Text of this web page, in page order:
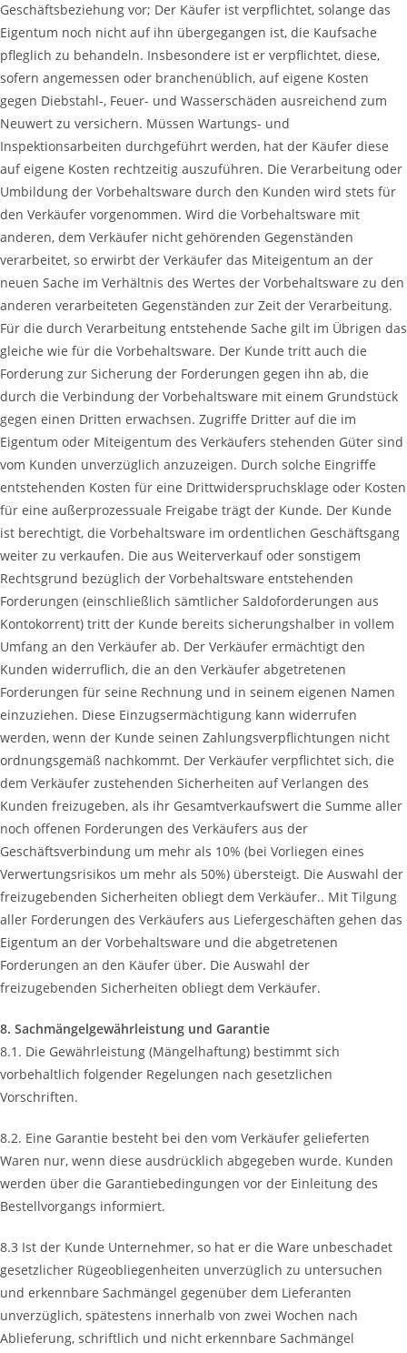
Geschäftsbeziehung vor; Der Käufer ist verpflichtet, solange das
Eigentum noch nicht auf ihn übergegangen ist, die Kaufsache
pfleglich zu behandeln. Insbesondere ist er verpflichtet, diese,
sofern angemessen oder branchenüblich, auf eigene Kosten
gegen Diebstahl-, Feuer- und Wasserschäden ausreichend zum
Neuwert zu versichern. Müssen Wartungs- und
Inspektionsarbeiten durchgeführt werden, hat der Käufer diese
auf eigene Kosten rechtzeitig auszuführen. Die Verarbeitung oder
Umbildung der Vorbehaltsware durch den Kunden wird stets für
den Verkäufer vorgenommen. Wird die Vorbehaltsware mit
anderen, dem Verkäufer nicht gehörenden Gegenständen
verarbeitet, so erwirbt der Verkäufer das Miteigentum an der
neuen Sache im Verhältnis des Wertes der Vorbehaltsware zu den
anderen verarbeiteten Gegenständen zur Zeit der Verarbeitung.
Für die durch Verarbeitung entstehende Sache gilt im Übrigen das
gleiche wie für die Vorbehaltsware. Der Kunde tritt auch die
Forderung zur Sicherung der Forderungen gegen ihn ab, die
durch die Verbindung der Vorbehaltsware mit einem Grundstück
gegen einen Dritten erwachsen. Zugriffe Dritter auf die im
Eigentum oder Miteigentum des Verkäufers stehenden Güter sind
vom Kunden unverzüglich anzuzeigen. Durch solche Eingriffe
entstehenden Kosten für eine Drittwiderspruchsklage oder Kosten
für eine außerprozessuale Freigabe trägt der Kunde. Der Kunde
ist berechtigt, die Vorbehaltsware im ordentlichen Geschäftsgang
weiter zu verkaufen. Die aus Weiterverkauf oder sonstigem
Rechtsgrund bezüglich der Vorbehaltsware entstehenden
Forderungen (einschließlich sämtlicher Saldoforderungen aus
Kontokorrent) tritt der Kunde bereits sicherungshalber in vollem
Umfang an den Verkäufer ab. Der Verkäufer ermächtigt den
Kunden widerruflich, die an den Verkäufer abgetretenen
Forderungen für seine Rechnung und in seinem eigenen Namen
einzuziehen. Diese Einzugsermächtigung kann widerrufen
werden, wenn der Kunde seinen Zahlungsverpflichtungen nicht
ordnungsgemäß nachkommt. Der Verkäufer verpflichtet sich, die
dem Verkäufer zustehenden Sicherheiten auf Verlangen des
Kunden freizugeben, als ihr Gesamtverkaufswert die Summe aller
noch offenen Forderungen des Verkäufers aus der
Geschäftsverbindung um mehr als 10% (bei Vorliegen eines
Verwertungsrisikos um mehr als 50%) übersteigt. Die Auswahl der
freizugebenden Sicherheiten obliegt dem Verkäufer.. Mit Tilgung
aller Forderungen des Verkäufers aus Liefergeschäften gehen das
Eigentum an der Vorbehaltsware und die abgetretenen
Forderungen an den Käufer über. Die Auswahl der
freizugebenden Sicherheiten obliegt dem Verkäufer.
8. Sachmängelgewährleistung und Garantie
8.1. Die Gewährleistung (Mängelhaftung) bestimmt sich
vorbehaltlich folgender Regelungen nach gesetzlichen
Vorschriften.
8.2. Eine Garantie besteht bei den vom Verkäufer gelieferten
Waren nur, wenn diese ausdrücklich abgegeben wurde. Kunden
werden über die Garantiebedingungen vor der Einleitung des
Bestellvorgangs informiert.
8.3 Ist der Kunde Unternehmer, so hat er die Ware unbeschadet
gesetzlicher Rügeobliegenheiten unverzüglich zu untersuchen
und erkennbare Sachmängel gegenüber dem Lieferanten
unverzüglich, spätestens innerhalb von zwei Wochen nach
Ablieferung, schriftlich und nicht erkennbare Sachmängel